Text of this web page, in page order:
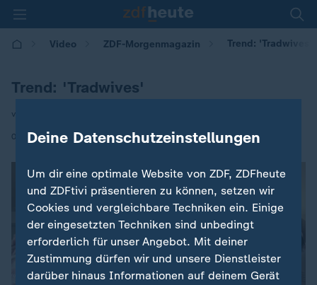
Video ZDF-Morgenmagazin Trend: 'Tradwives'
Trend: 'Tradwives'
von Kerstin Ligendza
06.02.2025 | 05:30
Deine Datenschutzeinstellungen
Um dir eine optimale Website von ZDF, ZDFheute
und ZDFtivi präsentieren zu können, setzen wir
Cookies und vergleichbare Techniken ein. Einige
der eingesetzten Techniken sind unbedingt
erforderlich für unser Angebot. Mit deiner
Zustimmung dürfen wir und unsere Dienstleister
darüber hinaus Informationen auf deinem Gerät